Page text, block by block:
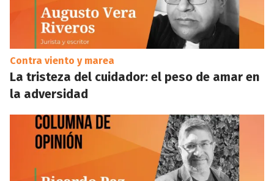
Contra viento y marea
La tristeza del cuidador: el peso de amar en
la adversidad